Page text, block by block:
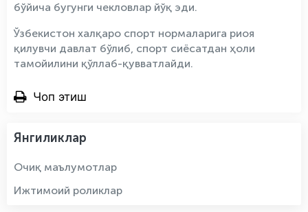
бўйича бугунги чекловлар йўқ эди.
Ўзбекистон халқаро спорт нормаларига риоя
қилувчи давлат бўлиб, спорт сиёсатдан ҳоли
тамойилини қўллаб-қувватлайди.
Чоп этиш
Янгиликлар
Очиқ маълумотлар
Ижтимоий роликлар